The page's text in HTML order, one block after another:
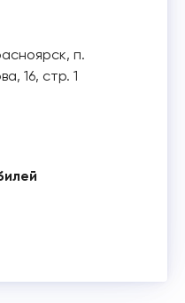
п.
16, стр. 1